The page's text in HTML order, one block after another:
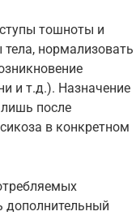
тошноты и
нормализовать
и т.д.). Назначение
после
в конкретном
дополнительный